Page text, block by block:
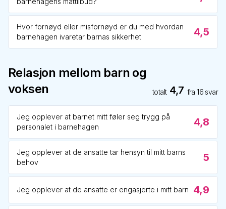
Hvor fornøyd eller misfornøyd er du med hvordan
barnehagen ivaretar barnas sikkerhet
4,5
Relasjon mellom barn og
voksen
totalt 4,7 fra16 svar
Jeg opplever at barnet mitt føler seg trygg på
personalet i barnehagen
4,8
Jeg opplever at de ansatte tar hensyn til mitt barns
behov
5
Jeg opplever at de ansatte er engasjerte i mitt barn 4,9